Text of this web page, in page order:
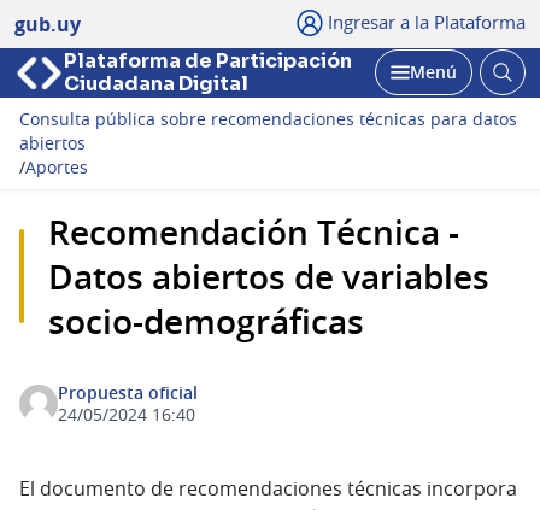
gub.uy Ingresar a la Plataforma
Plataforma de Participación
Ciudadana Digital
Abrir
Menú
Consulta pública sobre recomendaciones técnicas para datos
abiertos
/Aportes
Recomendación Técnica -
Datos abiertos de variables
socio-demográficas
Propuesta oficial
24/05/2024 16:40
El documento de recomendaciones técnicas incorpora